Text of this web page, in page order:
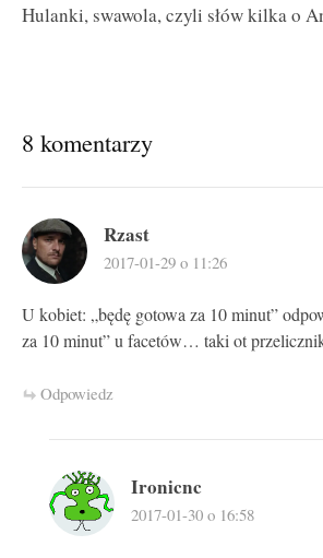
Hulanki, swawola, czyli słów kilka o
8 komentarzy
Rzast
2017-01-29 o 11:26
U kobiet: „będę gotowa za 10 minut”
za 10 minut” u facetów… taki ot
Odpowiedz
Ironicnc
2017-01-30 o 16:58